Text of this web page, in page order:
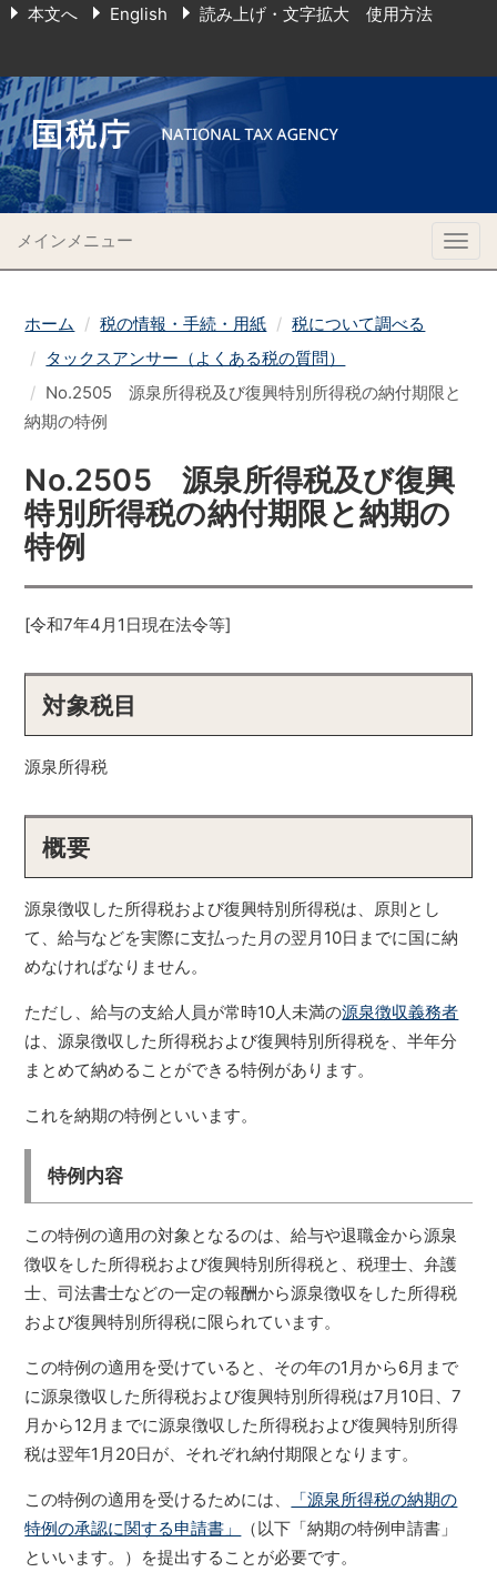
本文へ English 読み上げ・文字拡大 使用方法
メインメニュー
ホーム 税の情報・手続・用紙
税について調べる
タックスアンサー（よくある税の質問）
No.2505 源泉所得税及び復興特別所得税の納付期限と
納期の特例
No.2505 源泉所得税及び復興
特別所得税の納付期限と納期の
特例
[令和7年4月1日現在法令等]
対象税目
源泉所得税
概要
源泉徴収した所得税および復興特別所得税は、原則とし
て、給与などを実際に支払った月の翌月10日までに国に納
めなければなりません。
ただし、給与の支給人員が常時10人未満の源泉徴収義務者
は、源泉徴収した所得税および復興特別所得税を、半年分
まとめて納めることができる特例があります。
これを納期の特例といいます。
特例内容
この特例の適用の対象となるのは、給与や退職金から源泉
徴収をした所得税および復興特別所得税と、税理士、弁護
士、司法書士などの一定の報酬から源泉徴収をした所得税
および復興特別所得税に限られています。
この特例の適用を受けていると、その年の1月から6月まで
に源泉徴収した所得税および復興特別所得税は7月10日、7
月から12月までに源泉徴収した所得税および復興特別所得
税は翌年1月20日が、それぞれ納付期限となります。
この特例の適用を受けるためには、
「源泉所得税の納期の
特例の承認に関する申請書」
（以下「納期の特例申請書」
といいます。）を提出することが必要です。